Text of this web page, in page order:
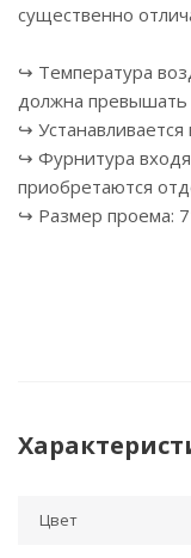
существенно
↪ Температура
должна превышать
↪
↪ Фурнитура
приобретаются
↪ Размер проема:
Цвет